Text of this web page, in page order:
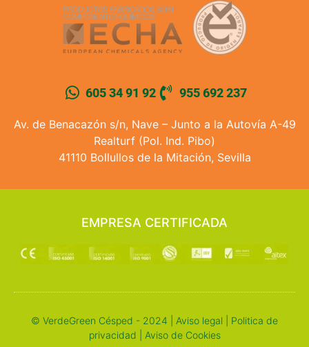
605 34 91 92 955 692 237
Av. de Benacazón s/n, Nave – Junto a la Autovía A-49
Realturf (Pol. Ind. Pibo)
41110 Bollullos de la Mitación, Sevilla
EMPRESA CERTIFICADA
© VerdeGreen Césped - 2024 | Aviso legal
Politica de
privacidad
Aviso de Cookies